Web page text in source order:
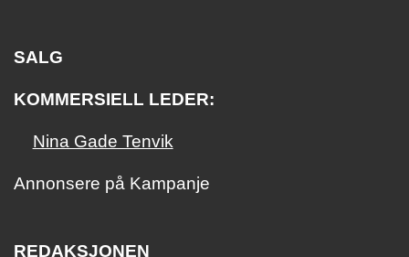
SALG
KOMMERSIELL LEDER:
Nina Gade Tenvik
Annonsere på Kampanje
REDAKSJONEN